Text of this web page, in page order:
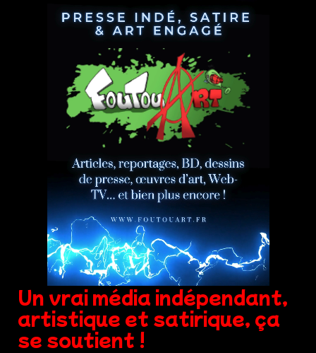
Un vrai média indépendant,
artistique et satirique, ça
se soutient !